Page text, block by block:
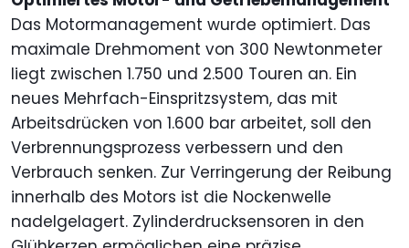
Das Motormanagement wurde optimiert. Das
maximale Drehmoment von 300 Newtonmeter
liegt zwischen 1.750 und 2.500 Touren an. Ein
neues Mehrfach-Einspritzsystem, das mit
Arbeitsdrücken von 1.600 bar arbeitet, soll den
Verbrennungsprozess verbessern und den
Verbrauch senken. Zur Verringerung der Reibung
innerhalb des Motors ist die Nockenwelle
nadelgelagert. Zylinderdrucksensoren in den